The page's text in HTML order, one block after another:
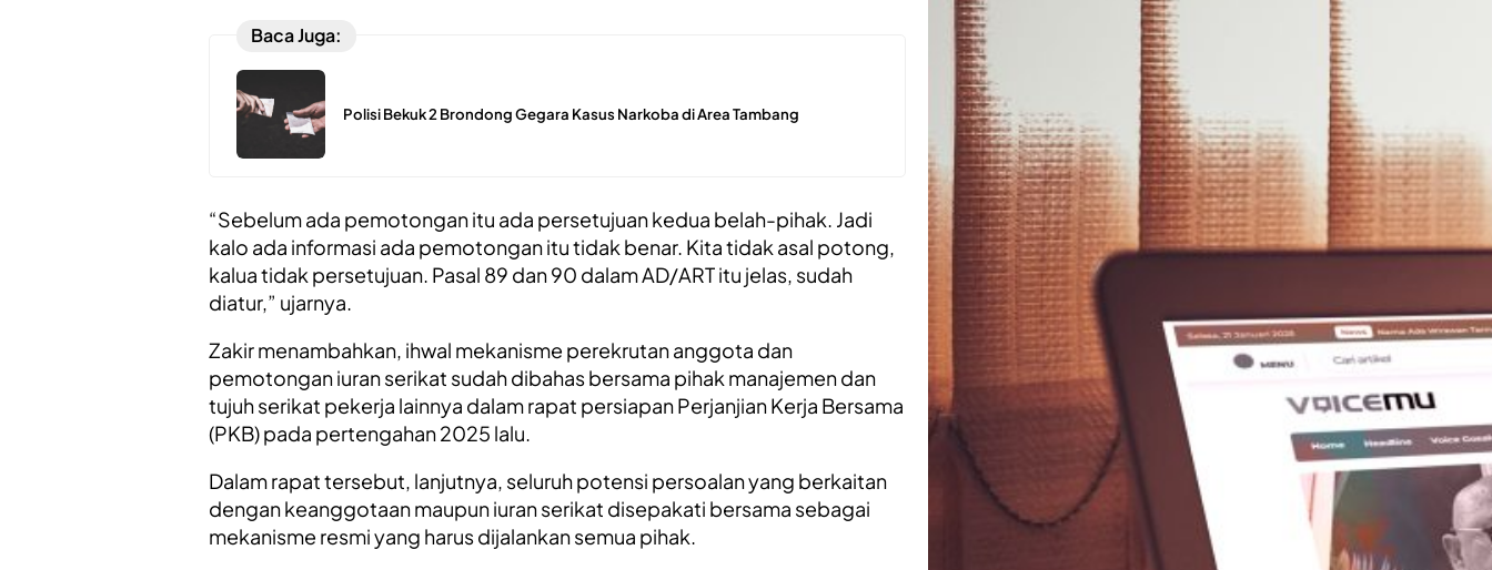
Baca Juga:
Polisi Bekuk 2 Brondong Gegara Kasus Narkoba di Area Tambang
“Sebelum ada pemotongan itu ada persetujuan kedua belah-pihak. Jadi
kalo ada informasi ada pemotongan itu tidak benar. Kita tidak asal potong,
kalua tidak persetujuan. Pasal 89 dan 90 dalam AD/ART itu jelas, sudah
diatur,” ujarnya.
Zakir menambahkan, ihwal mekanisme perekrutan anggota dan
pemotongan iuran serikat sudah dibahas bersama pihak manajemen dan
tujuh serikat pekerja lainnya dalam rapat persiapan Perjanjian Kerja Bersama
(PKB) pada pertengahan 2025 lalu.
Dalam rapat tersebut, lanjutnya, seluruh potensi persoalan yang berkaitan
dengan keanggotaan maupun iuran serikat disepakati bersama sebagai
mekanisme resmi yang harus dijalankan semua pihak.